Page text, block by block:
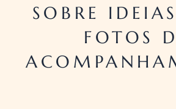
SOBRE
FOTOS